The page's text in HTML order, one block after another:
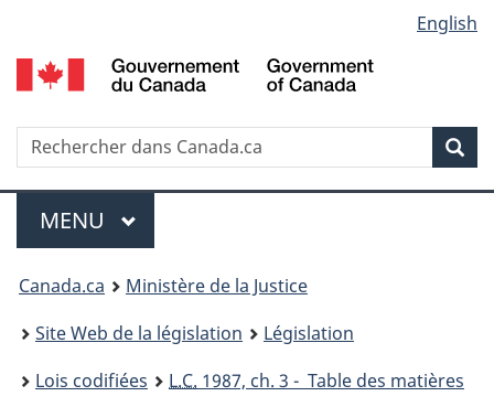
au
contenu
propos
de
la
HTML
simplifiée
selection
English
Recherche
Menu
MENU PRINCIPAL
You
are
here:
Canada.ca
Ministère de la Justice
Site Web de la législation
Législation
Lois codifiées
L.C. 1987, ch. 3 - Table des matières